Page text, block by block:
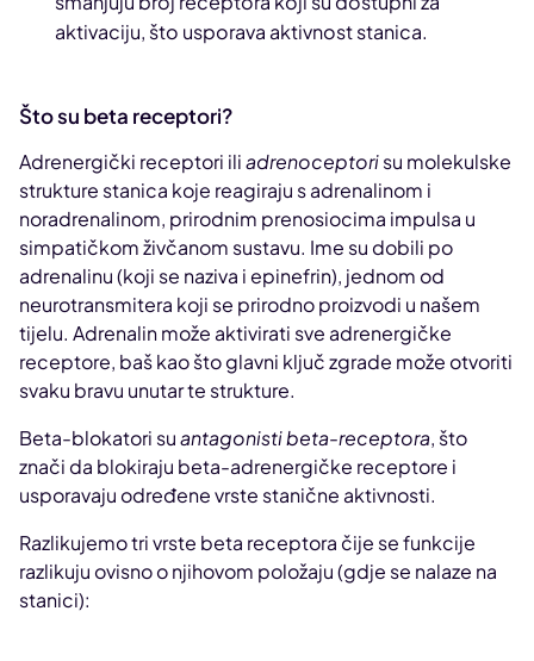
aktivaciju, što usporava aktivnost stanica.
Što su beta receptori?
Adrenergički receptori iliadrenoceptorisu molekulske
strukture stanica koje reagiraju s adrenalinom i
noradrenalinom, prirodnim prenosiocima impulsa u
simpatičkom živčanom sustavu. Ime su dobili po
adrenalinu (koji se naziva i epinefrin), jednom od
neurotransmitera koji se prirodno proizvodi u našem
tijelu. Adrenalin može aktivirati sve adrenergičke
receptore, baš kao što glavni ključ zgrade može otvoriti
svaku bravu unutar te strukture.
Beta-blokatori suantagonisti beta-receptora, što
znači da blokiraju beta-adrenergičke receptore i
usporavaju određene vrste stanične aktivnosti.
Razlikujemo tri vrste beta receptora čije se funkcije
razlikuju ovisno o njihovom položaju (gdje se nalaze na
stanici):